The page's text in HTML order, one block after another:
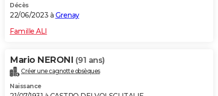
Décès
22/06/2023 à Grenay
Famille ALI
Mario NERONI (91 ans)
Créer une cagnotte obsèques
Naissance